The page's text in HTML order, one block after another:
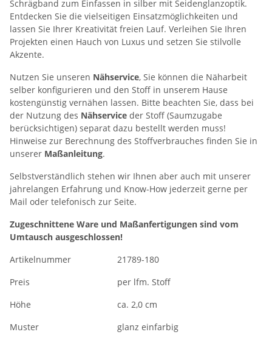
Schrägband zum Einfassen in silber mit Seidenglanzoptik.
Entdecken Sie die vielseitigen Einsatzmöglichkeiten und
lassen Sie Ihrer Kreativität freien Lauf. Verleihen Sie Ihren
Projekten einen Hauch von Luxus und setzen Sie stilvolle
Akzente.
Nutzen Sie unseren Nähservice, Sie können die Näharbeit
selber konfigurieren und den Stoff in unserem Hause
kostengünstig vernähen lassen. Bitte beachten Sie, dass bei
der Nutzung des Nähservice der Stoff (Saumzugabe
berücksichtigen) separat dazu bestellt werden muss!
Hinweise zur Berechnung des Stoffverbrauches finden Sie in
unserer Maßanleitung.
Selbstverständlich stehen wir Ihnen aber auch mit unserer
jahrelangen Erfahrung und Know-How jederzeit gerne per
Mail oder telefonisch zur Seite.
Zugeschnittene Ware und Maßanfertigungen sind vom
Umtausch ausgeschlossen!
Artikelnummer
21789-180
Preis
per lfm. Stoff
Höhe
ca. 2,0 cm
Muster
glanz einfarbig